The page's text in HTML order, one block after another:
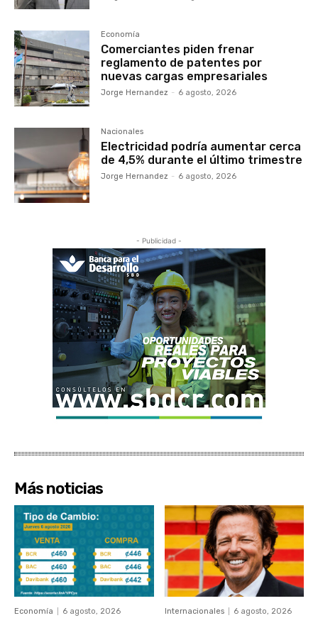
Economía
Comerciantes piden frenar
reglamento de patentes por
nuevas cargas empresariales
Jorge Hernandez - 6 agosto, 2026
Nacionales
Electricidad podría aumentar cerca
de 4,5% durante el último trimestre
Jorge Hernandez - 6 agosto, 2026
- Publicidad -
Más noticias
Economía 6 agosto, 2026 Internacionales 6 agosto, 2026